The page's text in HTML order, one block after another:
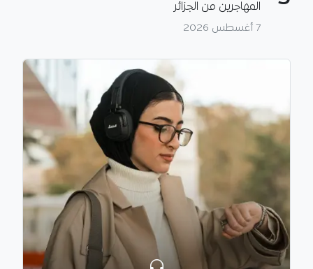
المهاجرين من الجزائر
7 أغسطس 2026